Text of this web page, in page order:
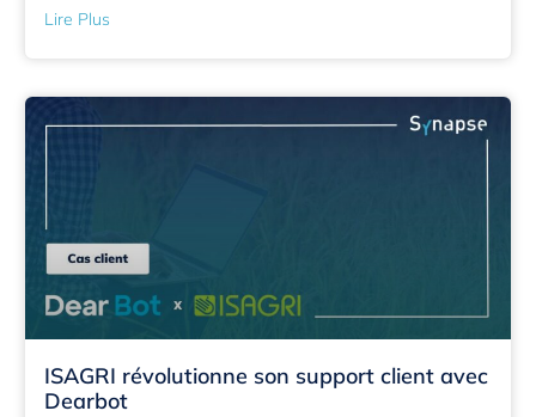
Lire Plus
ISAGRI révolutionne son support client avec
Dearbot